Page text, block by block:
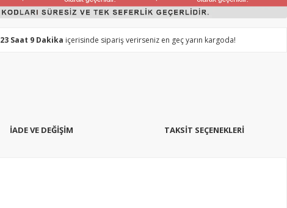
23 Saat 9 Dakika içerisinde sipariş verirseniz en geç yarın kargoda!
İADE VE DEĞİŞİM TAKSIT SEÇENEKLERI